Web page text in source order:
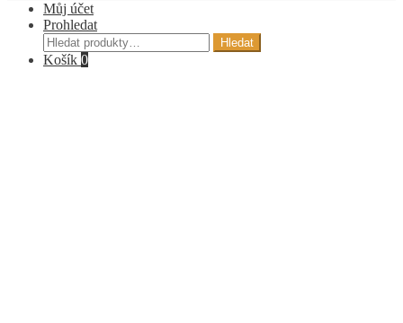
Můj účet
Prohledat
Hledat:
Hledat
Košík 0